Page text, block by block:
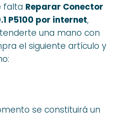
falta Reparar Conector
P5100 por internet,
una mano con
el siguiente artículo y
se constituirá un